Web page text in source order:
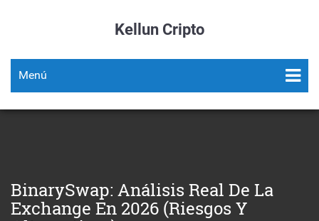
Kellun Cripto
Menú
BinarySwap: Análisis Real De La
Exchange En 2026 (Riesgos Y